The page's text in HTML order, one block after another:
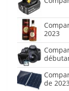
2023
de 2023